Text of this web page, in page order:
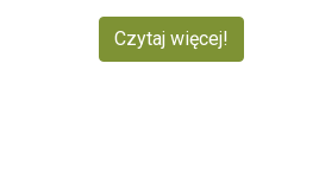
Czytaj więcej!